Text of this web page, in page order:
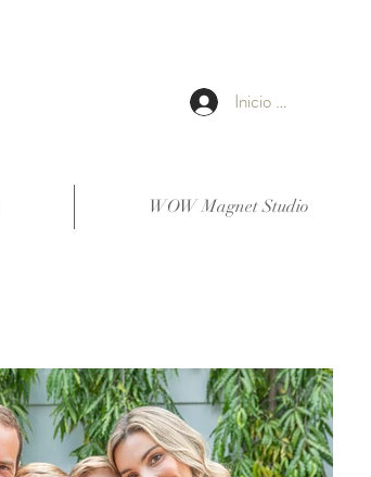
Inicio de sesión
WOW Magnet Studio